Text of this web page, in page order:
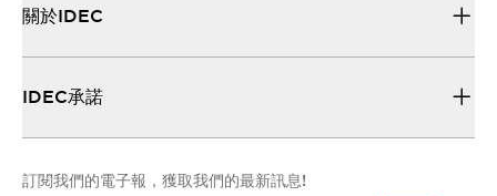
關於IDEC
IDEC承諾
訂閱我們的電子報，獲取我們的最新訊息!